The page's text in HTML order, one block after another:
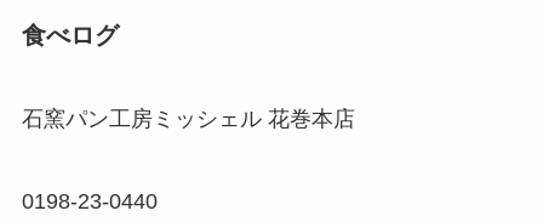
食べログ
石窯パン工房ミッシェル 花巻本店
0198-23-0440